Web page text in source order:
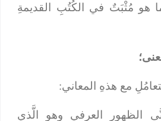
هو مُثْبَتٌ في الكُتُبِ القديمةِ
مع هذهِ المعاني:
الظهور العرفي وهو الَّذي